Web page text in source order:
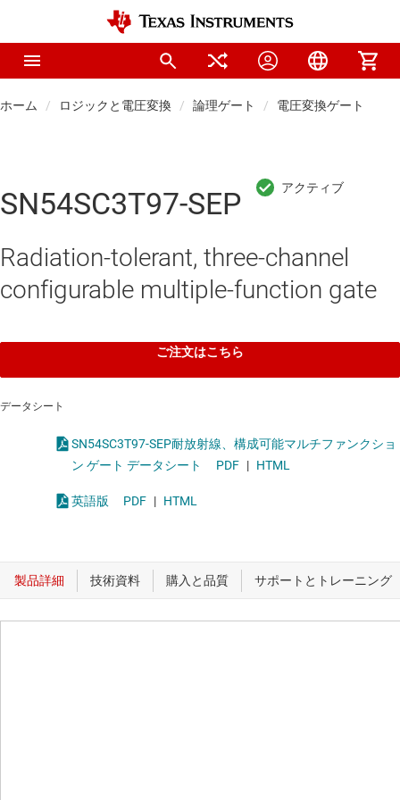
ホーム ロジックと電圧変換 論理ゲート 電圧変換ゲート
SN54SC3T97-SEP
Radiation-tolerant, three-channel
configurable multiple-function gate
ご注文はこちら
データシート
SN54SC3T97-SEP耐放射線、構成可能マルチファンクショ
ン ゲート データシート
PDF | HTML
英語版 PDF | HTML